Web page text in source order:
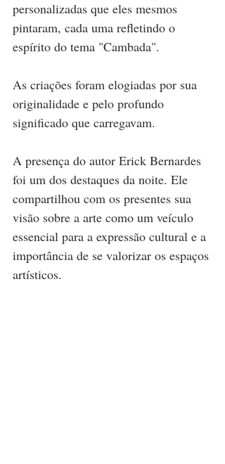
personalizadas que eles mesmos
pintaram, cada uma refletindo o
espírito do tema "Cambada".
As criações foram elogiadas por sua
originalidade e pelo profundo
significado que carregavam.
A presença do autor Erick Bernardes
foi um dos destaques da noite. Ele
compartilhou com os presentes sua
visão sobre a arte como um veículo
essencial para a expressão cultural e a
importância de se valorizar os espaços
artísticos.